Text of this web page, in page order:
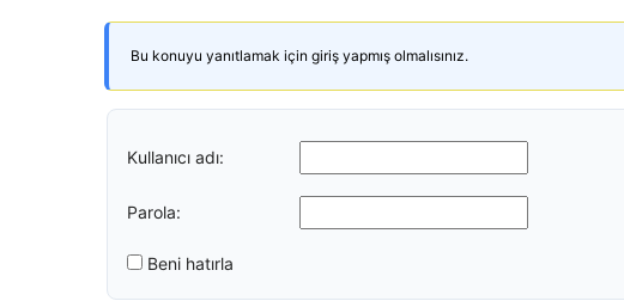
Bu konuyu yanıtlamak için giriş yapmış olmalısınız.
Kullanıcı adı:
Parola:
Beni hatırla